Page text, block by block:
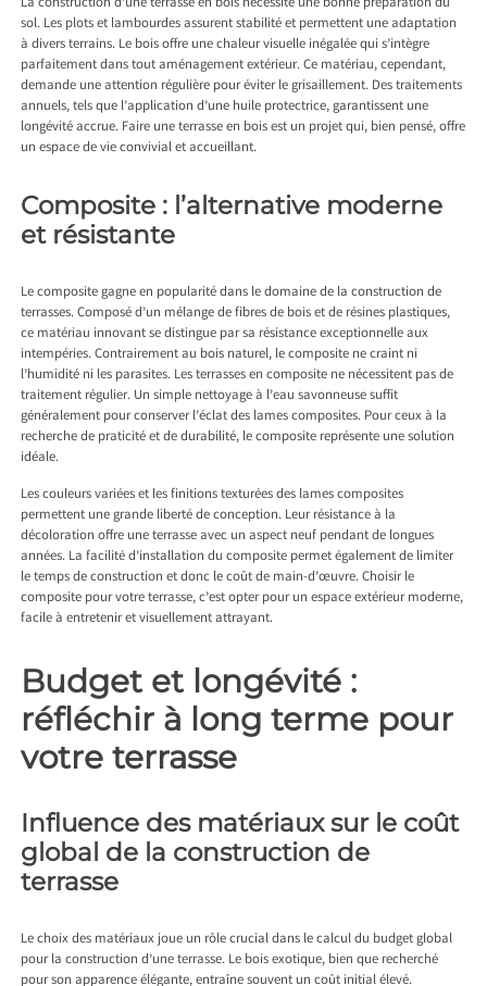
sol. Les plots et lambourdes assurent stabilité et permettent une adaptation
à divers terrains. Le bois offre une chaleur visuelle inégalée qui s’intègre
parfaitement dans tout aménagement extérieur. Ce matériau, cependant,
demande une attention régulière pour éviter le grisaillement. Des traitements
annuels, tels que l’application d’une huile protectrice, garantissent une
longévité accrue. Faire une terrasse en bois est un projet qui, bien pensé, offre
un espace de vie convivial et accueillant.
Composite : l’alternative moderne
et résistante
Le composite gagne en popularité dans le domaine de la construction de
terrasses. Composé d’un mélange de fibres de bois et de résines plastiques,
ce matériau innovant se distingue par sa résistance exceptionnelle aux
intempéries. Contrairement au bois naturel, le composite ne craint ni
l’humidité ni les parasites. Les terrasses en composite ne nécessitent pas de
traitement régulier. Un simple nettoyage à l’eau savonneuse suffit
généralement pour conserver l’éclat des lames composites. Pour ceux à la
recherche de praticité et de durabilité, le composite représente une solution
idéale.
Les couleurs variées et les finitions texturées des lames composites
permettent une grande liberté de conception. Leur résistance à la
décoloration offre une terrasse avec un aspect neuf pendant de longues
années. La facilité d’installation du composite permet également de limiter
le temps de construction et donc le coût de main-d’œuvre. Choisir le
composite pour votre terrasse, c’est opter pour un espace extérieur moderne,
facile à entretenir et visuellement attrayant.
Budget et longévité :
réfléchir à long terme pour
votre terrasse
Influence des matériaux sur le coût
global de la construction de
terrasse
Le choix des matériaux joue un rôle crucial dans le calcul du budget global
pour la construction d’une terrasse. Le bois exotique, bien que recherché
pour son apparence élégante, entraîne souvent un coût initial élevé.